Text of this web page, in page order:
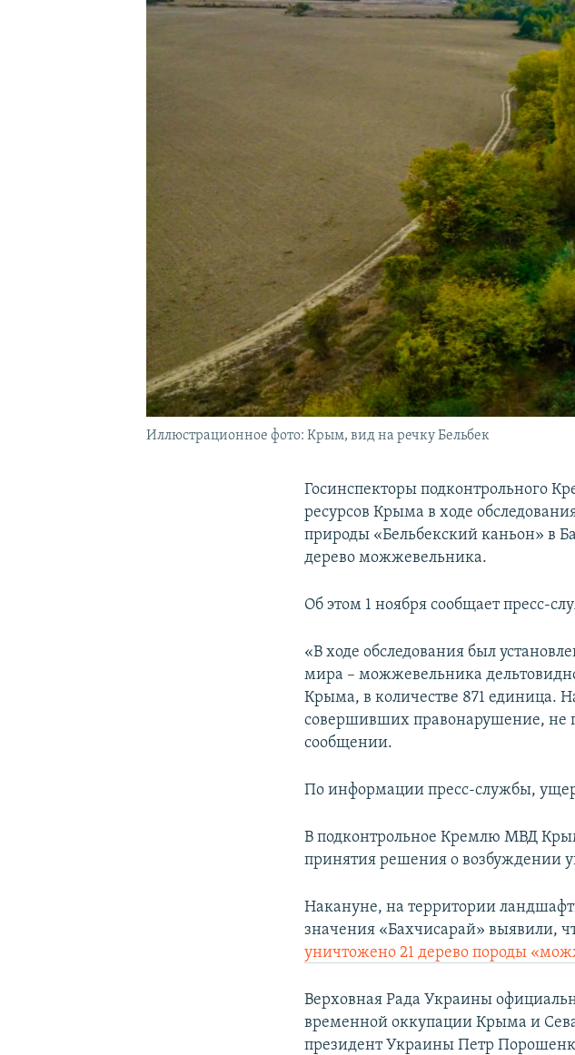
Иллюстрационное фото: Крым, вид на речку Бельбек
Госинспекторы подконтрольного
ресурсов Крыма в ходе
природы «Бельбекский каньон» в
дерево можжевельника.
Об этом 1 ноября сообщает пресс-
«В ходе обследования был
мира – можжевельника
Крыма, в количестве 871 единица.
совершивших правонарушение, не
сообщении.
По информации пресс-службы,
В подконтрольное Кремлю МВД
принятия решения о возбуждении
Накануне, на территории
значения «Бахчисарай» выявили,
уничтожено 21 дерево породы
Верховная Рада Украины
временной оккупации Крыма и
президент Украины Петр